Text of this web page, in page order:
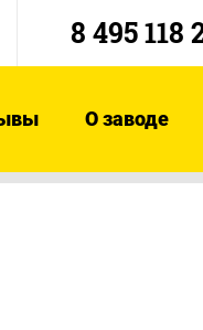
8 495 118
О заводе